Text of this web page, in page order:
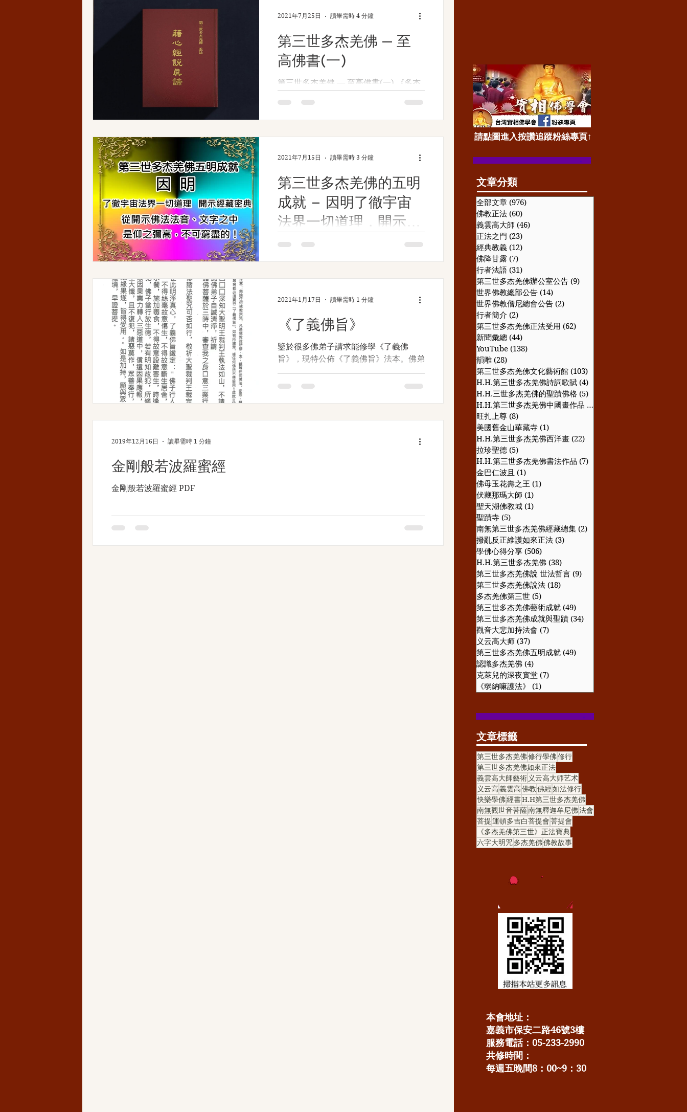
能夠展顯佛陀圓滿智慧的經典與法音就是
下來的經典之外， 多杰羌佛第三世雲高
益西諾布之論著和開示法音，以及 《多
杰羌佛第三世》 這一寶書，更是每個佛
弟子所必須學習的，因為這些無非是 第
三世多杰羌佛雲高益西諾布帶給當今娑婆
世界之至高寶物。 這些論著和開示的內
見。
無論是眾生、羅漢、菩薩， 南無第三世
速的進取方向。用最契合於當今眾生根器
的白話語言說法，使深者悟其深，淺者識
其淺。是所有 佛教 徒成就解脫的根本指
果我們認真學習，實際行持，只要一門深
入，絕對會把我們帶入解脫。 《南無第
經文、詩詞、著作等。鑑於大家學習需要
《南無第三世多杰羌佛經藏總集》 將陸
第三世多杰羌佛 — 至
高佛書(一)
第三世多杰羌佛 — 至高佛書(一) 《多杰
說法教化出很多高僧大德、大居士乃至大
法王、仁波切，使他們得到解脫的成就，
法，預定弟子成就時間，渡弟子先到極樂
2021年7月25日 讀畢需時 4 分鐘
第三世多杰羌佛的五明
成就 – 因明了徹宇宙
法界一切道理，開示經
藏密典從開示佛法法
音、文字之中是仰之彌
高，不可窮盡的！
南無第三世多杰羌佛，是古佛真身降世；
了顯密圓通、妙諳五明的佛陀，因此，南
就，能了徹宇宙乃至法界一切道理。而南
無羌佛以無量慈悲之心，降身娑婆世界，
為救度利益一切眾生，出...
2021年7月15日 讀畢需時 3 分鐘
《了義佛旨》
鑒於很多佛弟子請求能修學《了義佛
旨》，現特公佈《了義佛旨》法本。佛弟
子們不僅應該自己修學，還要廣傳於眾，
功德無量。 《了義佛旨》 此文章鏈接：
%A8/
2021年1月17日 讀畢需時 1 分鐘
金剛般若波羅蜜經
金剛般若波羅蜜經 PDF
2019年12月16日 讀畢需時 1 分鐘
​請點圖進入按讚追蹤粉絲專頁↑
​文章分類
全部文章 (976)
佛教正法 (60)
義雲高大師 (46)
正法之門 (23)
經典教義 (12)
佛降甘露 (7)
行者法語 (31)
第三世多杰羌佛辦公室公告 (9)
世界佛教總部公告 (14)
世界佛教僧尼總會公告 (2)
行者簡介 (2)
第三世多杰羌佛正法受用 (62)
新聞彙總 (44)
YouTube (138)
韻雕 (28)
第三世多杰羌佛文化藝術館 (103)
H.H.第三世多杰羌佛詩詞歌賦 (4)
H.H.三世多杰羌佛的聖蹟佛格 (5)
H.H.第三世多杰羌佛中國畫作品 (57)
旺扎上尊 (8)
美國舊金山華藏寺 (1)
H.H.第三世多杰羌佛西洋畫 (22)
拉珍聖德 (5)
H.H.第三世多杰羌佛書法作品 (7)
金巴仁波且 (1)
佛母玉花壽之王 (1)
伏藏那瑪大師 (1)
聖天湖佛教城 (1)
聖蹟寺 (5)
南無第三世多杰羌佛經藏總集 (2)
撥亂反正維護如來正法 (3)
學佛心得分享 (506)
H.H.第三世多杰羌佛 (38)
第三世多杰羌佛說 世法哲言 (9)
第三世多杰羌佛說法 (18)
多杰羌佛第三世 (5)
第三世多杰羌佛藝術成就 (49)
第三世多杰羌佛成就與聖蹟 (34)
觀音大悲加持法會 (7)
义云高大师 (37)
第三世多杰羌佛五明成就 (49)
認識多杰羌佛 (4)
克萊兒的深夜實堂 (7)
《弱納嘛護法》
(1)
​文章標籤
第三世多杰羌佛修行學佛修行
第三世多杰羌佛如來正法
義雲高大師藝術 义云高大师艺术
义云高義雲高佛教佛經如法修行
快樂學佛經書H.H第三世多杰羌佛
南無觀世音菩薩南無釋迦牟尼佛法會
菩提運頓多吉白菩提會菩提會
《多杰羌佛第三世》正法寶典
六字大明咒多杰羌佛佛教故事
本會地址：
嘉義市保安二路46號3樓
服務電話：05-233-2990
共修時間：
每週五晚間8：00~9：30​